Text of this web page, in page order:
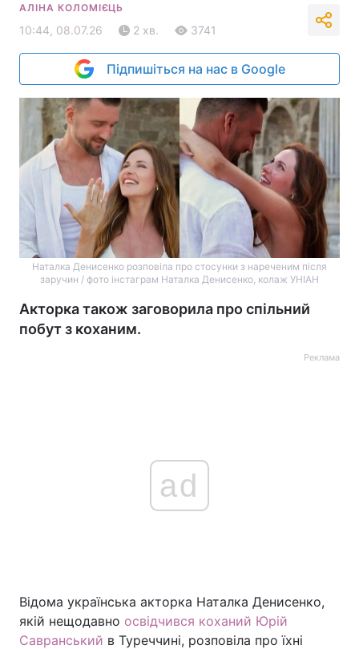
АЛІНА КОЛОМІЄЦЬ
10:44, 08.07.26 2 хв. 3741
Підпишіться на нас в Google
Наталка Денисенко розповіла про стосунки з нареченим після
заручин / фото інстаграм Наталка Денисенко, колаж УНІАН
Акторка також заговорила про спільний
побут з коханим.
Реклама
ad
Відома українська акторка Наталка Денисенко,
якій нещодавно освідчився коханий Юрій
Савранський в Туреччині, розповіла про їхні